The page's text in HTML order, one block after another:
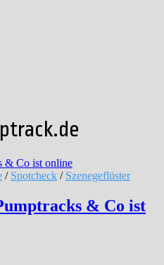
/ Spotcheck / Szenegeflüster
& Co ist